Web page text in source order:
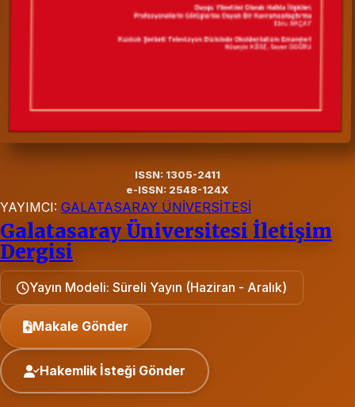
ISSN: 1305-2411
e-ISSN: 2548-124X
YAYIMCI: GALATASARAY ÜNİVERSİTESİ
Galatasaray Üniversitesi İletişim
Dergisi
Yayın Modeli: Süreli Yayın (Haziran - Aralık)
Makale Gönder
Hakemlik İsteği Gönder